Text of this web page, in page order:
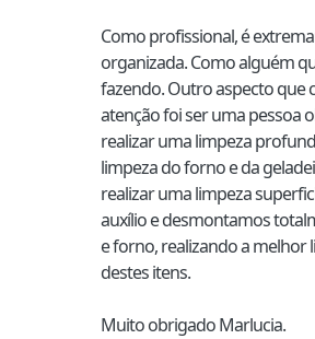
Como profissional, é
organizada. Como alguém
fazendo. Outro aspecto que
atenção foi ser uma pessoa
realizar uma limpeza
limpeza do forno e da
realizar uma limpeza
auxílio e desmontamos
e forno, realizando a melhor
destes itens.
Muito obrigado Marlucia.